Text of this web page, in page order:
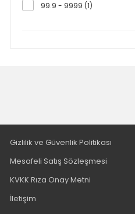
99.9 - 9999 (1)
Gizlilik ve Güvenlik Politikası
Mesafeli Satış Sözleşmesi
KVKK Rıza Onay Metni
İletişim